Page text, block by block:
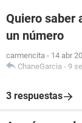
Quiero saber
un número
carmencita - 14 abr
ChaneGarcia - 9
3 respuestas